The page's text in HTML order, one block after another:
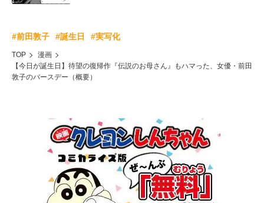
#前田敦子 #誕生日 #実写化
TOP
漫画
【今日が誕生日】待望の復帰作『伝説のお母さん』もハマった、女優・前田
敦子のバースデー（概要）